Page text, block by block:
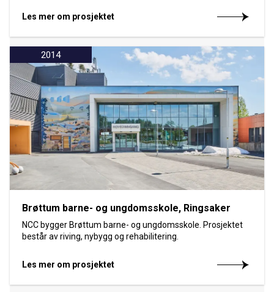
Les mer om prosjektet
2014
Brøttum barne- og ungdomsskole, Ringsaker
NCC bygger Brøttum barne- og ungdomsskole. Prosjektet
består av riving, nybygg og rehabilitering.
Les mer om prosjektet